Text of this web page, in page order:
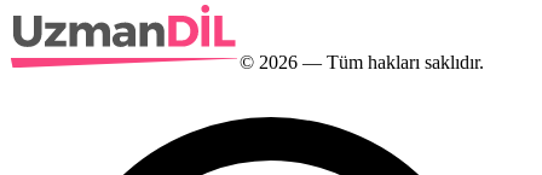
© 2026 — Tüm hakları saklıdır.